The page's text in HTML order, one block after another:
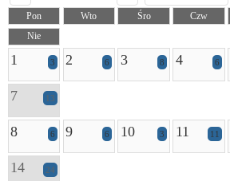
Pon Wto Śro Czw
Nie
1 3 2 6 3 8 4 6
7 13
8 6 9 6 10 3 11 11
14 24